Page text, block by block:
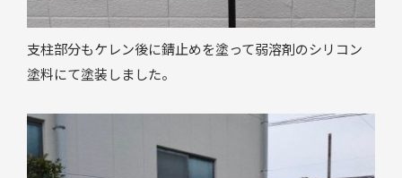
支柱部分もケレン後に錆止めを塗って弱溶剤のシリコン
塗料にて塗装しました。